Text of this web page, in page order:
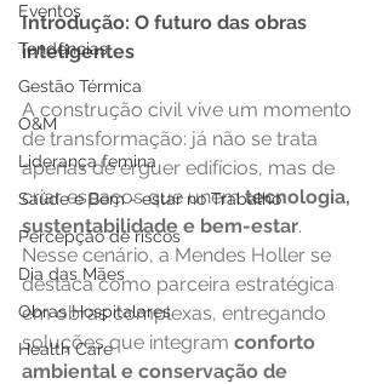
Eventos
Tendências
Gestão Térmica
O&M
Liderança femina
Saúde e Bem - estar no Trabalho
Percepção de riscos
Dia das Mães
Obras Hospitalares
Health Care
Introdução: O futuro das obras
inteligentes
A construção civil vive um momento
de transformação: já não se trata
apenas de erguer edifícios, mas de
criar espaços que unem tecnologia,
sustentabilidade e bem-estar.
Nesse cenário, a Mendes Holler se
destaca como parceira estratégica
em obras complexas, entregando
soluções que integram conforto
ambiental e conservação de